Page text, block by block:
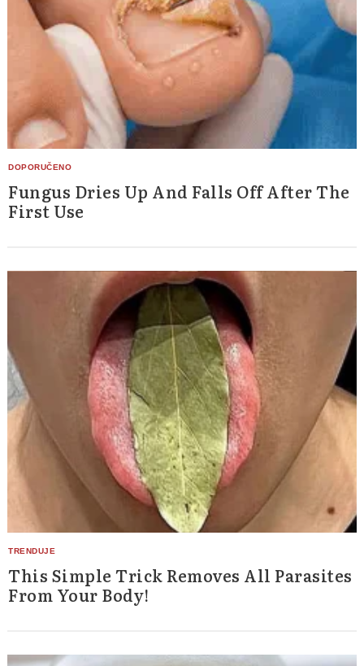
Fungus Dries Up And Falls Off After The
First Use
This Simple Trick Removes All Parasites
From Your Body!